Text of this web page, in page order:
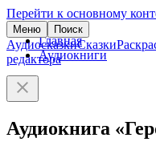
Перейти к основному
Меню Поиск
АудиосказкиСказки
редактора
Главная
Аудиокниги
Аудиокнига